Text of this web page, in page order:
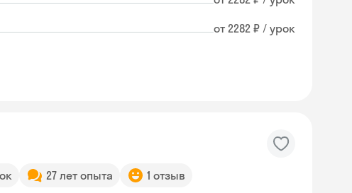
от 2282 ₽ / урок
27 лет опыта 1 отзыв